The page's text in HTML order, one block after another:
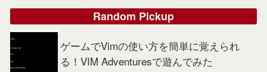
Random Pickup
ゲームでVimの使い方を簡単に覚えられ
る！VIM Adventuresで遊んでみた